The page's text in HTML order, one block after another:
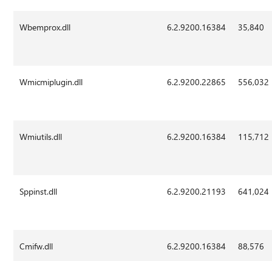
Wbemprox.dll 6.2.9200.16384 35,840
Wmicmiplugin.dll 6.2.9200.22865 556,032
Wmiutils.dll 6.2.9200.16384 115,712
Sppinst.dll 6.2.9200.21193 641,024
Cmifw.dll 6.2.9200.16384 88,576